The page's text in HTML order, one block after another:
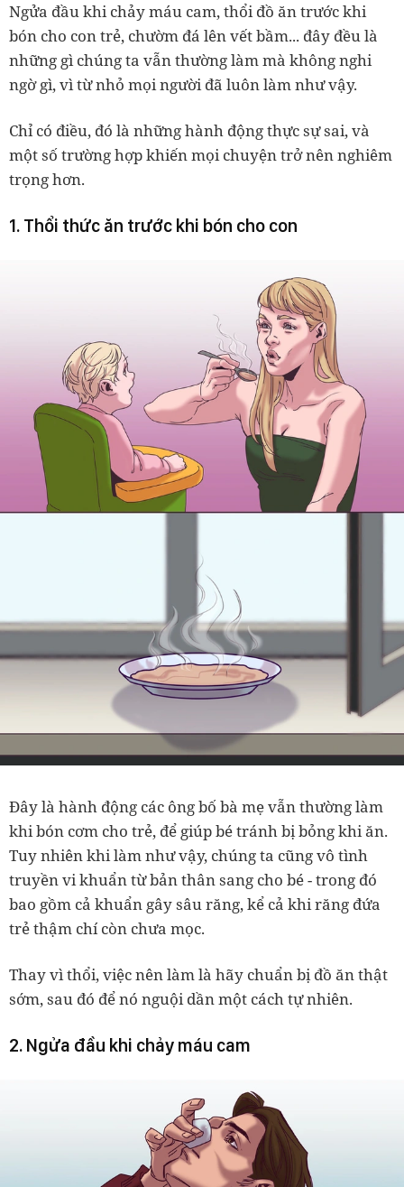
Ngửa đầu khi chảy máu cam, thổi đồ ăn trước khi
bón cho con trẻ, chườm đá lên vết bầm... đây đều là
những gì chúng ta vẫn thường làm mà không nghi
ngờ gì, vì từ nhỏ mọi người đã luôn làm như vậy.
Chỉ có điều, đó là những hành động thực sự sai, và
một số trường hợp khiến mọi chuyện trở nên nghiêm
trọng hơn.
1. Thổi thức ăn trước khi bón cho con
Đây là hành động các ông bố bà mẹ vẫn thường làm
khi bón cơm cho trẻ, để giúp bé tránh bị bỏng khi ăn.
Tuy nhiên khi làm như vậy, chúng ta cũng vô tình
truyền vi khuẩn từ bản thân sang cho bé - trong đó
bao gồm cả khuẩn gây sâu răng, kể cả khi răng đứa
trẻ thậm chí còn chưa mọc.
Thay vì thổi, việc nên làm là hãy chuẩn bị đồ ăn thật
sớm, sau đó để nó nguội dần một cách tự nhiên.
2. Ngửa đầu khi chảy máu cam